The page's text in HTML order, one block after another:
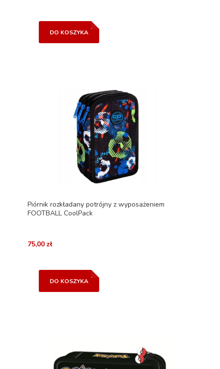
DO KOSZYKA
Piórnik rozkładany potrójny z wyposażeniem
FOOTBALL CoolPack
75,00 zł
DO KOSZYKA